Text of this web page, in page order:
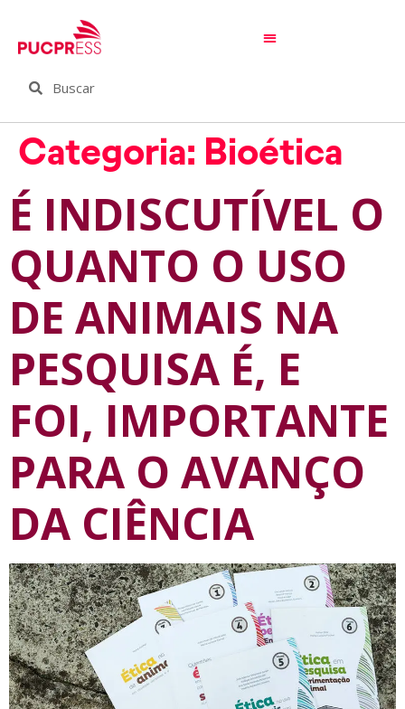
Categoria: Bioética
É INDISCUTÍVEL O
QUANTO O USO
DE ANIMAIS NA
PESQUISA É, E
FOI, IMPORTANTE
PARA O AVANÇO
DA CIÊNCIA